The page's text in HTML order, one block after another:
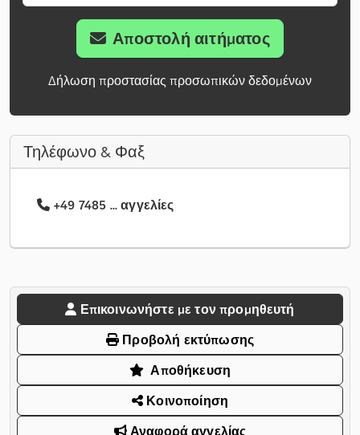
Αποστολή αιτήματος
Δήλωση προστασίας προσωπικών δεδομένων
Τηλέφωνο & Φαξ
+49 7485 ... αγγελίες
Επικοινωνήστε με τον προμηθευτή
Προβολή εκτύπωσης
Αποθήκευση
Κοινοποίηση
Αναφορά αγγελίας